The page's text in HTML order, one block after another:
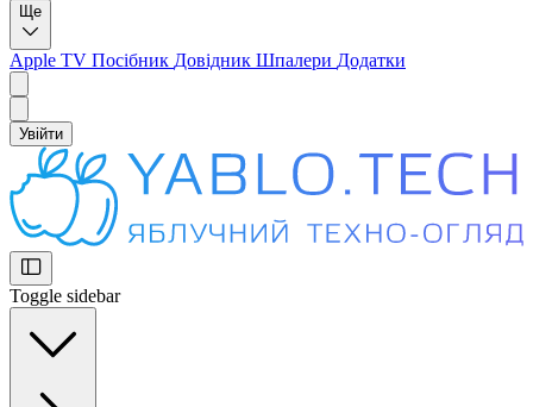
Ще
Apple TV Посібник Довідник Шпалери Додатки
Увійти
Toggle sidebar